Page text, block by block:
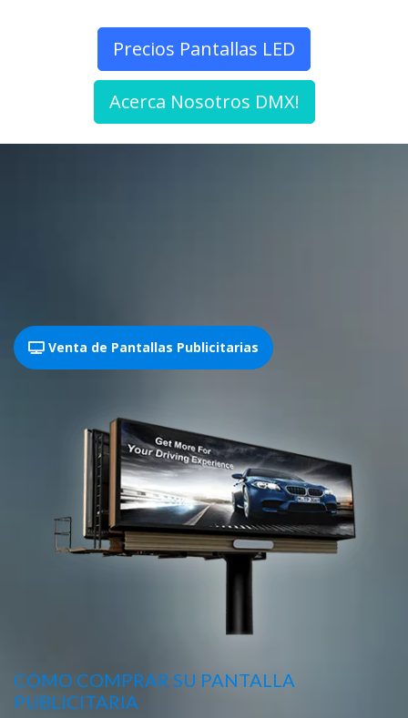
Precios Pantallas LED
Acerca Nosotros DMX!
Venta de Pantallas Publicitarias
COMO COMPRAR SU PANTALLA
PUBLICITARIA